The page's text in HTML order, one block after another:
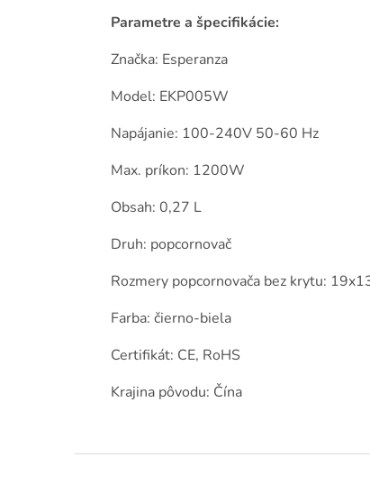
Parametre a špecifikácie:
Značka: Esperanza
Model: EKP005W
Napájanie: 100-240V 50-60 Hz
Max. príkon: 1200W
Obsah: 0,27 L
Druh: popcornovač
Rozmery popcornovača bez krytu:
Farba: čierno-biela
Certifikát: CE, RoHS
Krajina pôvodu: Čína